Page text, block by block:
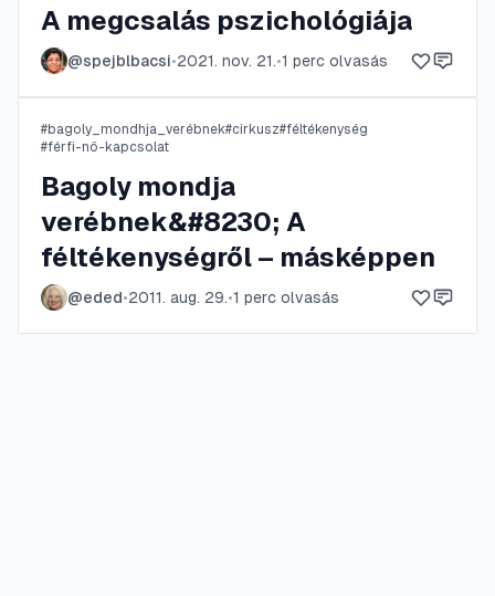
A megcsalás pszichológiája
@spejblbacsi•2021. nov. 21.•1 perc olvasás
#bagoly_mondhja_verébnek#cirkusz#féltékenység
#férfi-nő-kapcsolat
Bagoly mondja
verébnek&#8230; A
féltékenységről – másképpen
@eded•2011. aug. 29.•1 perc olvasás